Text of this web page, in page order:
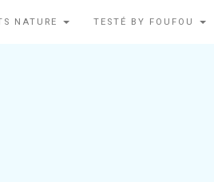
NATURE TESTÉ BY FOUFOU